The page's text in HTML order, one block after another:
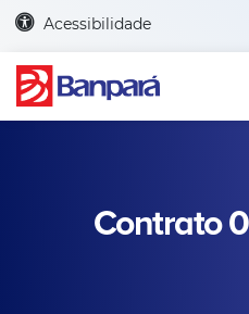
Acessibilidade
Contrato